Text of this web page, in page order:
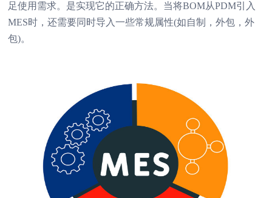
足使用需求。是实现它的正确方法。当将BOM从PDM引入
MES时，还需要同时导入一些常规属性(如自制，外包，外
包)。